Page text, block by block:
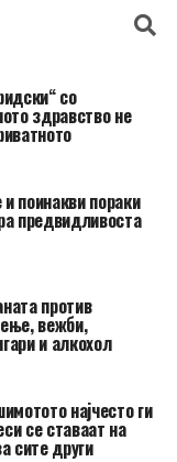
со
здравство не
поинакви пораки
предвидливоста
против
вежби,
и алкохол
најчесто ги
се ставаат на
сите други